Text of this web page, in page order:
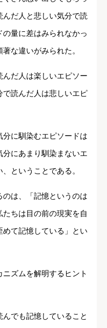
だ人と悲しい気分で読
量に差はみられなかっ
な違いがみられた。
だ人は楽しいエピソー
で読んだ人は悲しいエピ
に馴染むエピソードは
にあまり馴染まないエ
ということである。
は、「記憶というのは
ちは目の前の現実を自
て記憶している」とい
ズムを解明するヒント
でも記憶していること